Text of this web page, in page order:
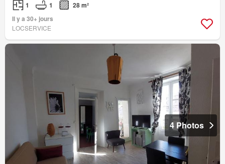
1 1
28 m²
Il y a 30+ jours
LOCSERVICE
4 Photos